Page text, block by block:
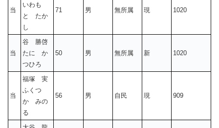
当
いわも
と たか
し
71 男 無所属 現 1020
当
谷 勝啓
たに か
つひろ
50 男 無所属 新 1020
当
福塚 実
ふくつ
か みの
る
56 男 自民 現 909